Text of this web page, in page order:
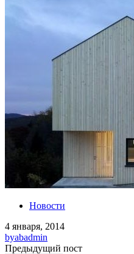
Новости
4 января, 2014
byabadmin
Предыдущий пост